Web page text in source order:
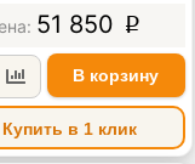
51 850 p
В корзину
Купить в 1 клик